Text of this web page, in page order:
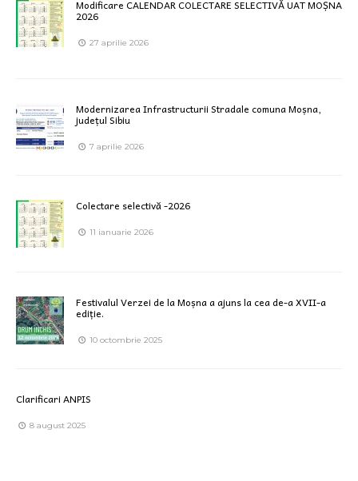
Modificare CALENDAR COLECTARE SELECTIVĂ UAT MOȘNA
2026
27 aprilie 2026
Modernizarea Infrastructurii Stradale comuna Moșna,
județul Sibiu
7 aprilie 2026
Colectare selectivă -2026
11 ianuarie 2026
Festivalul Verzei de la Moșna a ajuns la cea de-a XVII-a
ediție.
10 octombrie 2025
Clarificari ANPIS
8 august 2025